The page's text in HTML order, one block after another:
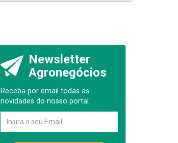
Newsletter
Agronegócios
Receba por email todas as
novidades do nosso portal.